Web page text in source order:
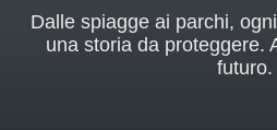
Dalle spiagge ai parchi,
una storia da proteggere.
futuro.